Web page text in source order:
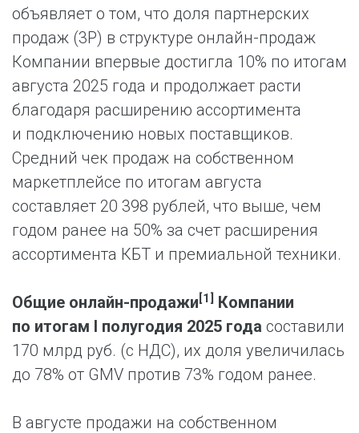
объявляет о том, что доля партнерских
продаж (3Р) в структуре онлайн-продаж
Компании впервые достигла 10% по итогам
августа 2025 года и продолжает расти
благодаря расширению ассортимента
и подключению новых поставщиков.
Средний чек продаж на собственном
маркетплейсе по итогам августа
составляет 20 398 рублей, что выше, чем
годом ранее на 50% за счет расширения
ассортимента КБТ и премиальной техники.
Общие онлайн-продажи [1] Компании
по итогам I полугодия 2025 года составили
170 млрд руб. (с НДС), их доля увеличилась
до 78% от GMV против 73% годом ранее.
В августе продажи на собственном